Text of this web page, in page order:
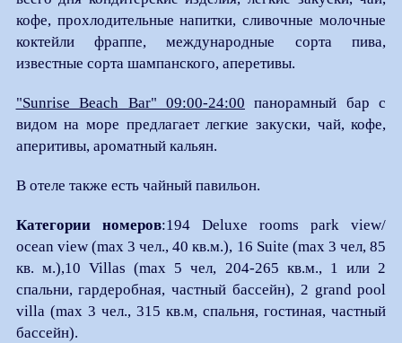
кофе, прохлодительные напитки, сливочные молочные
коктейли фраппе, международные сорта пива,
известные сорта шампанского, аперетивы.
"Sunrise Beach Bar" 09:00-24:00 панорамный бар с
видом на море предлагает легкие закуски, чай, кофе,
аперитивы, ароматный кальян.
В отеле также есть чайный павильон.
Категории номеров:194 Deluxe rooms park view/
ocean view (max 3 чел., 40 кв.м.), 16 Suite (max 3 чел, 85
кв. м.),10 Villas (max 5 чел, 204-265 кв.м., 1 или 2
спальни, гардеробная, частный бассейн), 2 grand pool
villa (max 3 чел., 315 кв.м, спальня, гостиная, частный
бассейн).